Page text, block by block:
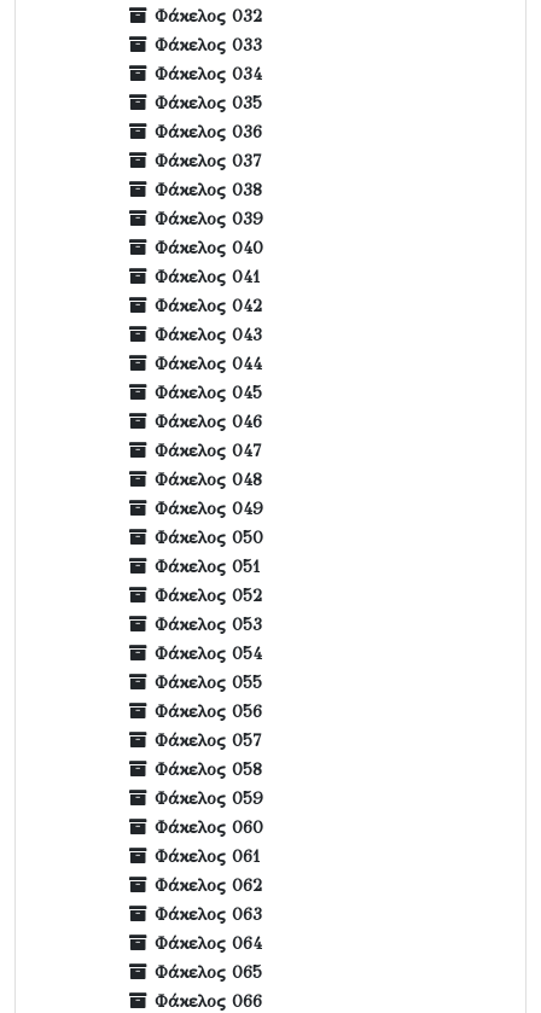
Φάκελος 032
Φάκελος 033
Φάκελος 034
Φάκελος 035
Φάκελος 036
Φάκελος 037
Φάκελος 038
Φάκελος 039
Φάκελος 040
Φάκελος 041
Φάκελος 042
Φάκελος 043
Φάκελος 044
Φάκελος 045
Φάκελος 046
Φάκελος 047
Φάκελος 048
Φάκελος 049
Φάκελος 050
Φάκελος 051
Φάκελος 052
Φάκελος 053
Φάκελος 054
Φάκελος 055
Φάκελος 056
Φάκελος 057
Φάκελος 058
Φάκελος 059
Φάκελος 060
Φάκελος 061
Φάκελος 062
Φάκελος 063
Φάκελος 064
Φάκελος 065
Φάκελος 066